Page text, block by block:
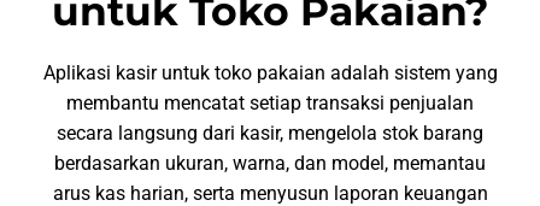
untuk Toko Pakaian?
Aplikasi kasir untuk toko pakaian adalah sistem yang
membantu mencatat setiap transaksi penjualan
secara langsung dari kasir, mengelola stok barang
berdasarkan ukuran, warna, dan model, memantau
arus kas harian, serta menyusun laporan keuangan